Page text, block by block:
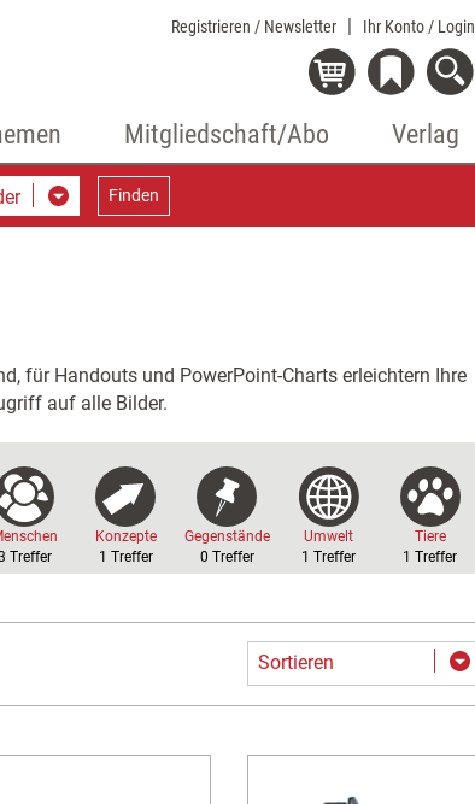
Registrieren / Newsletter Ihr Konto / Login
Mitgliedschaft/Abo Verlag
Finden
für Handouts und PowerPoint-Charts erleichtern Ihre
auf alle Bilder.
Treffer
Konzepte
1 Treffer
Gegenstände
0 Treffer
Umwelt
1Treffer
Tiere
1Treffer
Sortieren